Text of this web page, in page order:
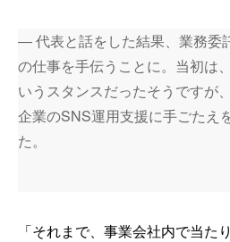
― 代表と話をした結果、業務委
の仕事を手伝うことに。当初は
いうスタンスだったそうですが
企業のSNS運用支援に手ごたえ
た。
「それまで、事業会社内で当た